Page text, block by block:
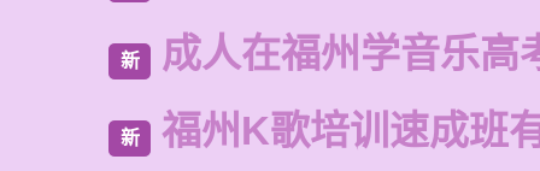
新 成人在福州学音乐高
新 福州K歌培训速成班